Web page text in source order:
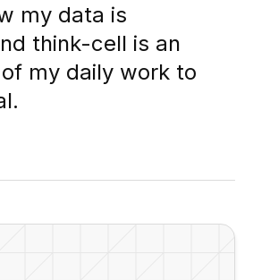
my data is
think-cell is an
my daily work to